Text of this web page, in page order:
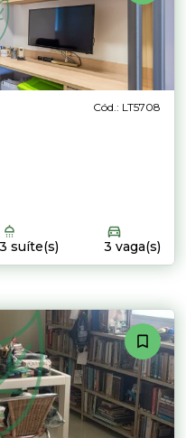
Cód.: LT5708
3 suíte(s) 3 vaga(s)